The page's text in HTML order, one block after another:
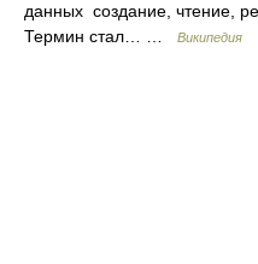
данных создание, чтение,
Термин стал… …
Википедия